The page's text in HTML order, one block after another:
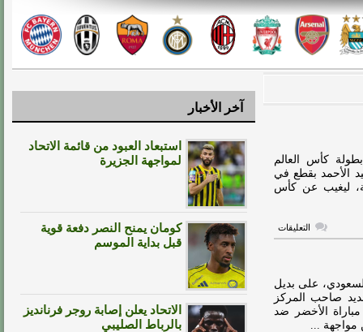
كأس العالم
الأحمد بقطع في
ليغيب عن كأس
التعليقاتعلى
ضربة
العالم
2026
مغلقة
على بديل
صاحب المركز
الأخضر ضد
آخر الأخبار
استبعاد العبود من قائمة الاتحاد
لمواجهة الجزيرة
كومان يمنح النصر دفعة قوية
قبل بداية الموسم
الاتحاد يعلن إصابة روجر فرنانديز
بالرباط الصليبي